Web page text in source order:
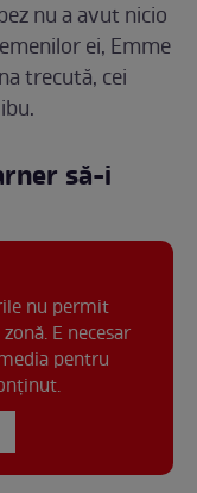
nu a avut nicio
ei, Emme
trecută, cei
să-i
nu permit
E necesar
pentru